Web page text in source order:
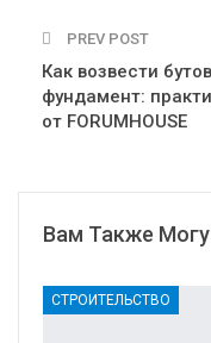
PREV POST
Как возвести
фундамент:
от FORUMHOUSE
Вам Также
СТРОИТЕЛЬСТВО